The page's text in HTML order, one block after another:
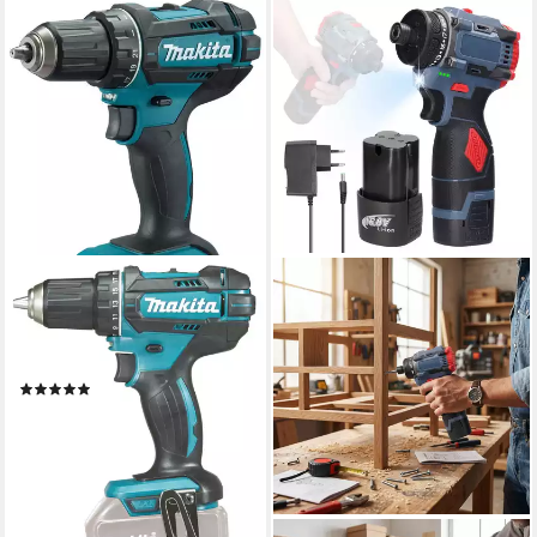
MAKITA
Akku-Bohrschrauber
DDF482Z, max. 1900 U/min,
ohne Akku und Ladegerät
lieferbar - in 2-3 Werktagen bei dir